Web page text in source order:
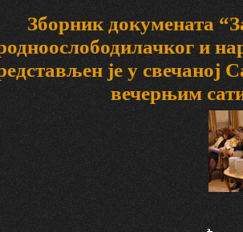
Зборник докумената
и
је у
вечерњим